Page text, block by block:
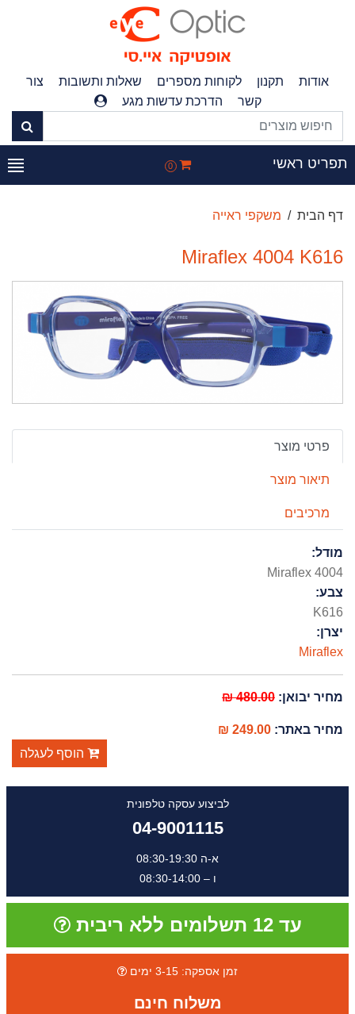
אודות תקנון לקוחות מספרים שאלות ותשובות
צור
קשר
הדרכת עדשות מגע
ראשי 0
דף הבית משקפי ראייה
Miraflex 4004 K616
פרטי מוצר
תיאור מוצר
מרכיבים
מודל:
Miraflex 4004
צבע:
K616
יצרן:
Miraflex
מחיר יבואן:480.00 ₪
מחיר באתר:249.00 ₪
הוסף לעגלה
לביצוע עסקה טלפונית
04-9001115
א-ה 08:30-19:30
ו – 08:30-14:00
עד 12 תשלומים ללא ריבית
זמן אספקה: 3-15 ימים
משלוח חינם